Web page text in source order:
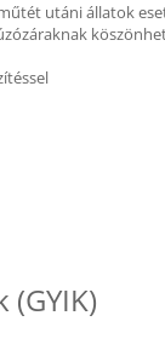
utáni állatok
(GYIK)